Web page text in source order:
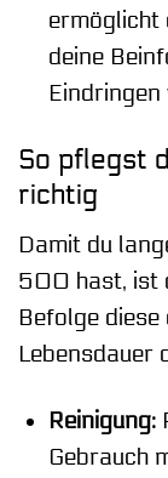
ermöglicht
deine
Eindringen
So pflegst
richtig
Damit du
500 hast, ist
Befolge diese
Lebensdauer
Reinigung:
Gebrauch